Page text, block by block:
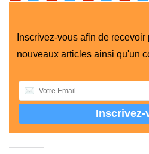
Inscrivez-vous afin de
nouveaux articles ainsi qu'un